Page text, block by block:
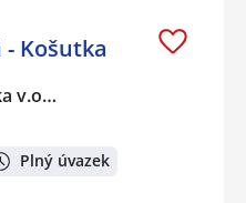
Košutka
v.o…
Plný úvazek